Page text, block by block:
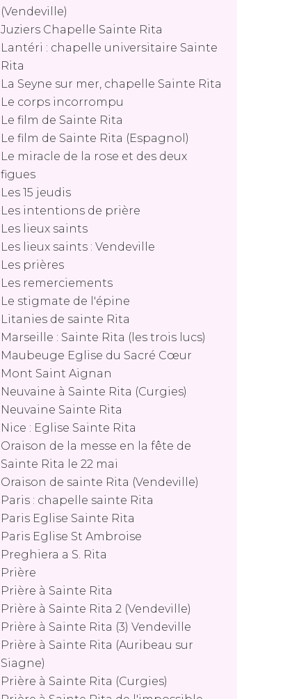
(Vendeville)
Juziers Chapelle Sainte Rita
Lantéri : chapelle universitaire Sainte
Rita
La Seyne sur mer, chapelle Sainte Rita
Le corps incorrompu
Le film de Sainte Rita
Le film de Sainte Rita (Espagnol)
Le miracle de la rose et des deux
figues
Les 15 jeudis
Les intentions de prière
Les lieux saints
Les lieux saints : Vendeville
Les prières
Les remerciements
Le stigmate de l'épine
Litanies de sainte Rita
Marseille : Sainte Rita (les trois lucs)
Maubeuge Eglise du Sacré Cœur
Mont Saint Aignan
Neuvaine à Sainte Rita (Curgies)
Neuvaine Sainte Rita
Nice : Eglise Sainte Rita
Oraison de la messe en la fête de
Sainte Rita le 22 mai
Oraison de sainte Rita (Vendeville)
Paris : chapelle sainte Rita
Paris Eglise Sainte Rita
Paris Eglise St Ambroise
Preghiera a S. Rita
Prière
Prière à Sainte Rita
Prière à Sainte Rita 2 (Vendeville)
Prière à Sainte Rita (3) Vendeville
Prière à Sainte Rita (Auribeau sur
Siagne)
Prière à Sainte Rita (Curgies)